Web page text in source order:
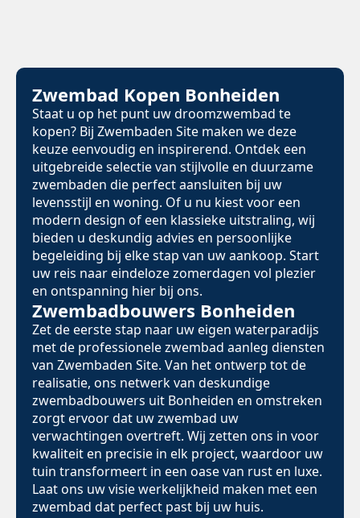
Zwembad Kopen Bonheiden
Staat u op het punt uw droomzwembad te
kopen? Bij Zwembaden Site maken we deze
keuze eenvoudig en inspirerend. Ontdek een
uitgebreide selectie van stijlvolle en duurzame
zwembaden die perfect aansluiten bij uw
levensstijl en woning. Of u nu kiest voor een
modern design of een klassieke uitstraling, wij
bieden u deskundig advies en persoonlijke
begeleiding bij elke stap van uw aankoop. Start
uw reis naar eindeloze zomerdagen vol plezier
en ontspanning hier bij ons.
Zwembadbouwers Bonheiden
Zet de eerste stap naar uw eigen waterparadijs
met de professionele zwembad aanleg diensten
van Zwembaden Site. Van het ontwerp tot de
realisatie, ons netwerk van deskundige
zwembadbouwers uit Bonheiden en omstreken
zorgt ervoor dat uw zwembad uw
verwachtingen overtreft. Wij zetten ons in voor
kwaliteit en precisie in elk project, waardoor uw
tuin transformeert in een oase van rust en luxe.
Laat ons uw visie werkelijkheid maken met een
zwembad dat perfect past bij uw huis.